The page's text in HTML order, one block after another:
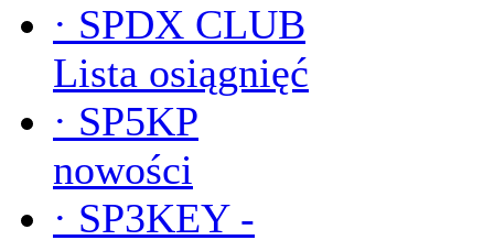
· SPDX CLUB
Lista osiągnięć
· SP5KP
nowości
· SP3KEY -